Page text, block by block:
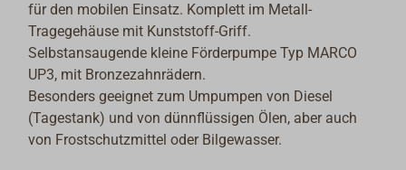
für den mobilen Einsatz. Komplett im Metall-
Tragegehäuse mit Kunststoff-Griff.
Selbstansaugende kleine Förderpumpe Typ MARCO
UP3, mit Bronzezahnrädern.
Besonders geeignet zum Umpumpen von Diesel
(Tagestank) und von dünnflüssigen Ölen, aber auch
von Frostschutzmittel oder Bilgewasser.